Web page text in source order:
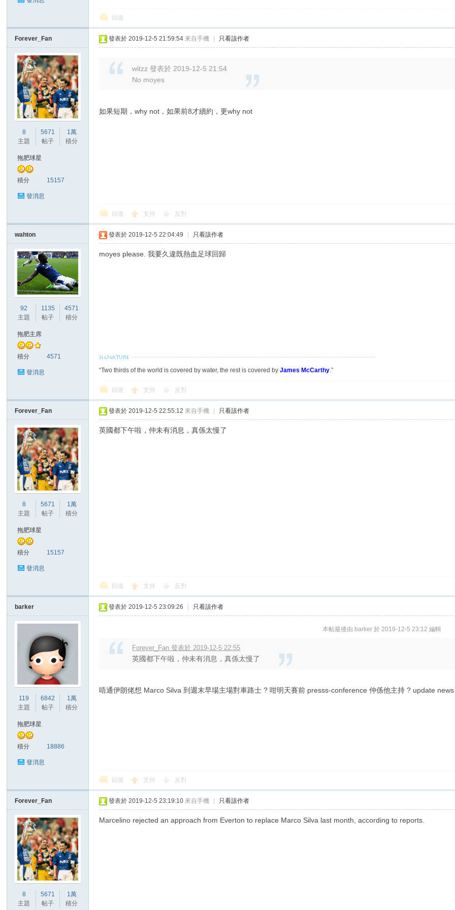
回復
Forever_Fan
8
主題
5671
帖子
1萬
積分
拖肥球星
積分 15157
發消息
發表於 2019-12-5 21:59:54 來自手機 只看該作者
witzz 發表於 2019-12-5 21:54
No moyes
如果短期，why not，如果前8才續約，更why not
回復 支持 反對
wahton
92
主題
1135
帖子
4571
積分
拖肥主席
積分 4571
發消息
發表於 2019-12-5 22:04:49 只看該作者
moyes please. 我要久違既熱血足球回歸
“Two thirds of the world is covered by water, the rest is covered byJames McCarthy.”
回復 支持 反對
Forever_Fan
8
主題
5671
帖子
1萬
積分
拖肥球星
積分 15157
發消息
發表於 2019-12-5 22:55:12 來自手機 只看該作者
英國都下午啦，仲未有消息，真係太慢了
回復 支持 反對
barker
119
主題
6842
帖子
1萬
積分
拖肥球星
積分 18886
發消息
發表於 2019-12-5 23:09:26 只看該作者
本帖最後由 barker 於 2019-12-5 23:12 編輯
Forever_Fan 發表於 2019-12-5 22:55
英國都下午啦，仲未有消息，真係太慢了
唔通伊朗佬想 Marco Silva 到週末早場主場對車路士 ? 咁明天賽前 presss-conference 仲係他主持 ? update
回復 支持 反對
Forever_Fan
8
主題
5671
帖子
1萬
積分
發表於 2019-12-5 23:19:10 來自手機 只看該作者
Marcelino rejected an approach from Everton to replace Marco Silva last month, according to reports.